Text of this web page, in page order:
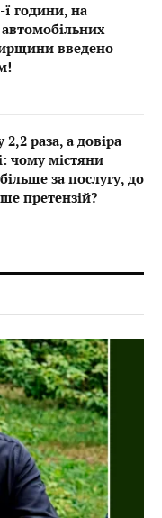
години, на
введено
раза, а довіра
чому містяни
за послугу, до
претензій?